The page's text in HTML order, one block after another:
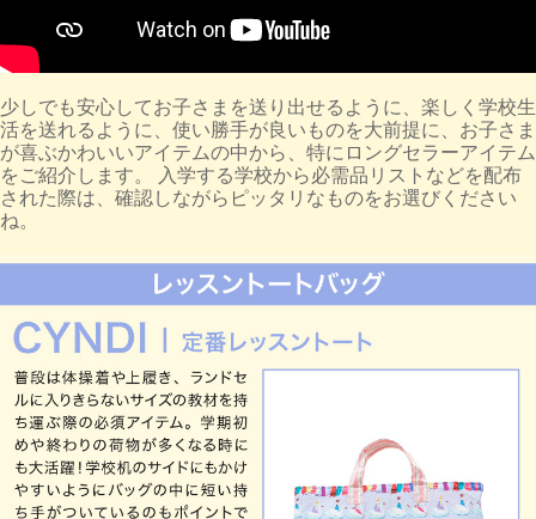
少しでも安心してお子さまを送り出せるように、楽しく学校生
活を送れるように、使い勝手が良いものを大前提に、お子さま
が喜ぶかわいいアイテムの中から、特にロングセラーアイテム
をご紹介します。 入学する学校から必需品リストなどを配布
された際は、確認しながらピッタリなものをお選びください
ね。